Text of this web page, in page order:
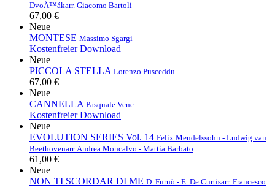
DvoÅ™ákarr. Giacomo Bartoli
67,00 €
Neue
MONTESE Massimo Sgargi
Kostenfreier Download
Neue
PICCOLA STELLA Lorenzo Pusceddu
67,00 €
Neue
CANNELLA Pasquale Vene
Kostenfreier Download
Neue
EVOLUTION SERIES Vol. 14 Felix Mendelssohn - Ludwig van
Beethovenarr. Andrea Moncalvo - Mattia Barbato
61,00 €
Neue
NON TI SCORDAR DI ME D. Furnò - E. De Curtisarr. Francesco